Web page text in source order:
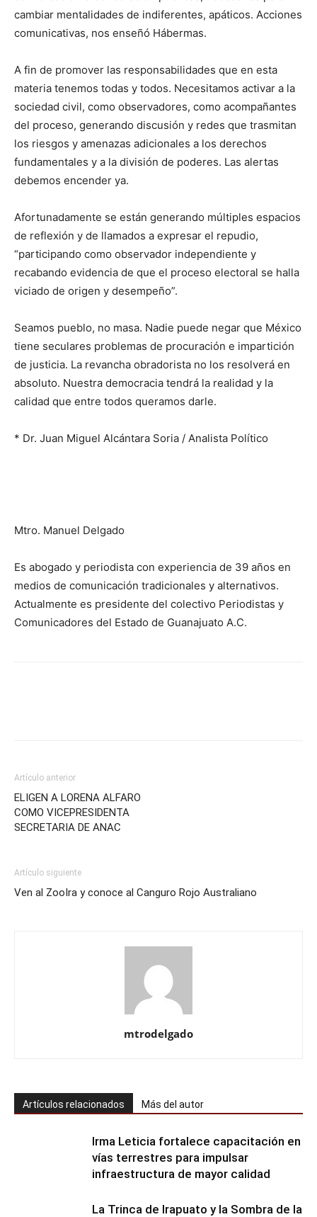
cambiar mentalidades de indiferentes, apáticos. Acciones
comunicativas, nos enseñó Hábermas.
A fin de promover las responsabilidades que en esta
materia tenemos todas y todos. Necesitamos activar a la
sociedad civil, como observadores, como acompañantes
del proceso, generando discusión y redes que trasmitan
los riesgos y amenazas adicionales a los derechos
fundamentales y a la división de poderes. Las alertas
debemos encender ya.
Afortunadamente se están generando múltiples espacios
de reflexión y de llamados a expresar el repudio,
“participando como observador independiente y
recabando evidencia de que el proceso electoral se halla
viciado de origen y desempeño”.
Seamos pueblo, no masa. Nadie puede negar que México
tiene seculares problemas de procuración e impartición
de justicia. La revancha obradorista no los resolverá en
absoluto. Nuestra democracia tendrá la realidad y la
calidad que entre todos queramos darle.
* Dr. Juan Miguel Alcántara Soria / Analista Político
Mtro. Manuel Delgado
Es abogado y periodista con experiencia de 39 años en
medios de comunicación tradicionales y alternativos.
Actualmente es presidente del colectivo Periodistas y
Comunicadores del Estado de Guanajuato A.C.
Artículo anterior
ELIGEN A LORENA ALFARO
COMO VICEPRESIDENTA
SECRETARIA DE ANAC
Artículo siguiente
Ven al ZooIra y conoce al Canguro Rojo Australiano
mtrodelgado
Artículos relacionados Más del autor
Irma Leticia fortalece capacitación en
vías terrestres para impulsar
infraestructura de mayor calidad
​La Trinca de Irapuato y la Sombra de la